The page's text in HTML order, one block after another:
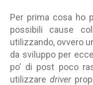
Per prima cosa ho
possibili cause
utilizzando, ovvero
da sviluppo per
po’ di post poco
utilizzare driver